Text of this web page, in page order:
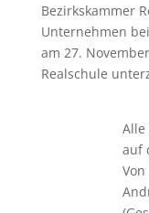
Bezirkskammer
Unternehmen
am 27.
Realschule
Alle
auf